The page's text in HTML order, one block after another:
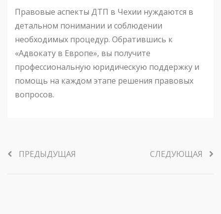
Правовые аспекты ДТП в Чехии нуждаются в
детальном понимании и соблюдении
необходимых процедур. Обратившись к
«Адвокату в Европе», вы получите
профессиональную юридическую поддержку и
помощь на каждом этапе решения правовых
вопросов.
ПРЕДЫДУЩАЯ СЛЕДУЮЩАЯ